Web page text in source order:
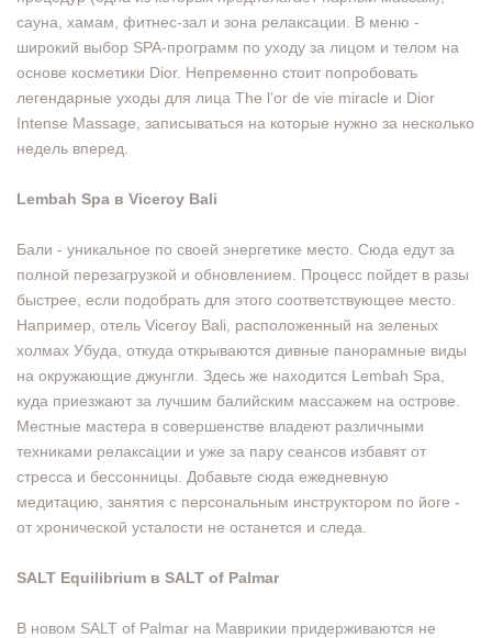
сауна, хамам, фитнес-зал и зона релаксации. В меню -
широкий выбор SPA-программ по уходу за лицом и телом на
основе косметики Dior. Непременно стоит попробовать
легендарные уходы для лица The l’or de vie miracle и Dior
Intense Massage, записываться на которые нужно за несколько
недель вперед.
Lembah Spa в Viceroy Bali
Бали - уникальное по своей энергетике место. Сюда едут за
полной перезагрузкой и обновлением. Процесс пойдет в разы
быстрее, если подобрать для этого соответствующее место.
Например, отель Viceroy Bali, расположенный на зеленых
холмах Убуда, откуда открываются дивные панорамные виды
на окружающие джунгли. Здесь же находится Lembah Spa,
куда приезжают за лучшим балийским массажем на острове.
Местные мастера в совершенстве владеют различными
техниками релаксации и уже за пару сеансов избавят от
стресса и бессонницы. Добавьте сюда ежедневную
медитацию, занятия с персональным инструктором по йоге -
от хронической усталости не останется и следа.
SALT Equilibrium в SALT of Palmar
В новом SALT of Palmar на Маврикии придерживаются не